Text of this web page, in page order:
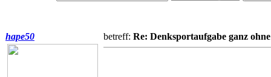
hape50 betreff: Re: Denksportaufgabe ganz